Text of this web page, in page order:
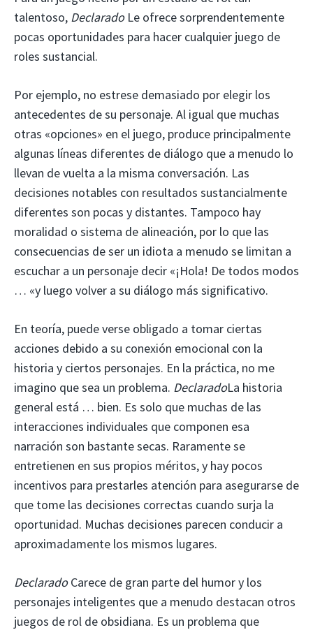
talentoso, DeclaradoLe ofrece sorprendentemente
pocas oportunidades para hacer cualquier juego de
roles sustancial.
Por ejemplo, no estrese demasiado por elegir los
antecedentes de su personaje. Al igual que muchas
otras «opciones» en el juego, produce principalmente
algunas líneas diferentes de diálogo que a menudo lo
llevan de vuelta a la misma conversación. Las
decisiones notables con resultados sustancialmente
diferentes son pocas y distantes. Tampoco hay
moralidad o sistema de alineación, por lo que las
consecuencias de ser un idiota a menudo se limitan a
escuchar a un personaje decir «¡Hola! De todos modos
… «y luego volver a su diálogo más significativo.
En teoría, puede verse obligado a tomar ciertas
acciones debido a su conexión emocional con la
historia y ciertos personajes. En la práctica, no me
imagino que sea un problema. DeclaradoLa historia
general está … bien. Es solo que muchas de las
interacciones individuales que componen esa
narración son bastante secas. Raramente se
entretienen en sus propios méritos, y hay pocos
incentivos para prestarles atención para asegurarse de
que tome las decisiones correctas cuando surja la
oportunidad. Muchas decisiones parecen conducir a
aproximadamente los mismos lugares.
DeclaradoCarece de gran parte del humor y los
personajes inteligentes que a menudo destacan otros
juegos de rol de obsidiana. Es un problema que